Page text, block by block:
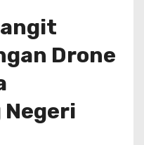
Drone
Negeri